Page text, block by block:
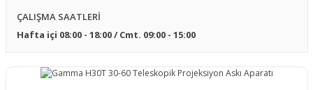
ÇALIŞMA SAATLERİ
Hafta içi 08:00 - 18:00 / Cmt. 09:00 - 15:00